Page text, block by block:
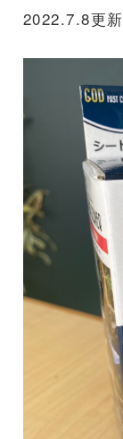
2022.7.8更新